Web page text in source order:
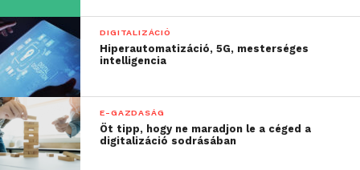
DIGITALIZÁCIÓ
Hiperautomatizáció, 5G, mesterséges
intelligencia
E-GAZDASÁG
Öt tipp, hogy ne maradjon le a céged a
digitalizáció sodrásában